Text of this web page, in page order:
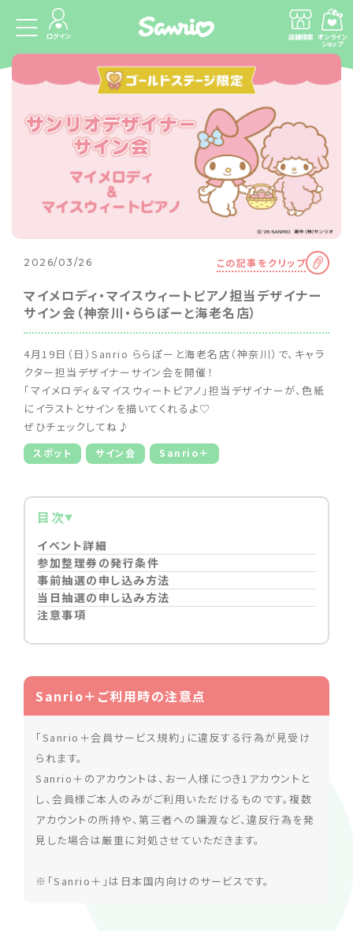
ログイン 店舗検索 オンライン
ショップ
2026/03/26 この記事をクリップ
マイメロディ・マイスウィートピアノ担当デザイナー
サイン会（神奈川・ららぽーと海老名店）
4月19日（日）Sanrio ららぽーと海老名店（神奈川）で、キャラ
クター担当デザイナーサイン会を開催！
「マイメロディ＆マイスウィートピアノ」担当デザイナーが、色紙
にイラストとサインを描いてくれるよ♡
ぜひチェックしてね♪
スポット サイン会 Sanrio＋
目次
イベント詳細
参加整理券の発行条件
事前抽選の申し込み方法
当日抽選の申し込み方法
注意事項
Sanrio＋ご利用時の注意点
「Sanrio＋会員サービス規約」に違反する行為が見受け
られます。
Sanrio＋のアカウントは、お一人様につき1アカウントと
し、会員様ご本人のみがご利用いただけるものです。複数
アカウントの所持や、第三者への譲渡など、違反行為を発
見した場合は厳重に対処させていただきます。
※「Sanrio＋」は日本国内向けのサービスです。